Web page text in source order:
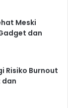
Meski
dan
Risiko Burnout
dan